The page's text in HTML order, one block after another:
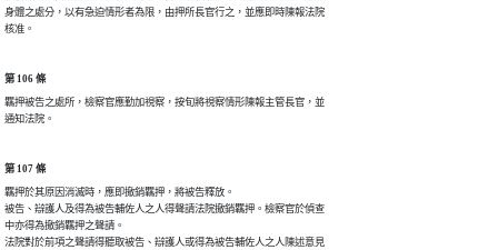
身體之處分，以有急迫情形者為限，由押所長官行之，並應即時陳報法院
核准。
第 106 條
羈押被告之處所，檢察官應勤加視察，按旬將視察情形陳報主管長官，並
通知法院。
第 107 條
羈押於其原因消滅時，應即撤銷羈押，將被告釋放。
被告、辯護人及得為被告輔佐人之人得聲請法院撤銷羈押。檢察官於偵查
中亦得為撤銷羈押之聲請。
法院對於前項之聲請得聽取被告、辯護人或得為被告輔佐人之人陳述意見